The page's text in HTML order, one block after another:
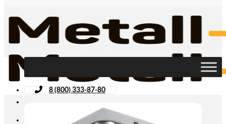
8 (800) 333-87-80